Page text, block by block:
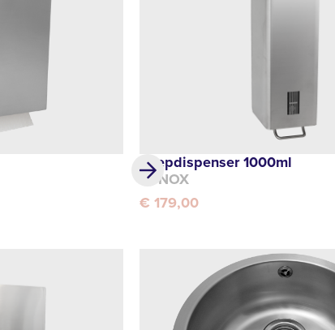
Zeepdispenser 1000ml
SYNOX
€ 179,00